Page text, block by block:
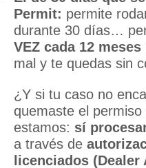
Permit: permite
durante 30 días…
VEZ cada 12
mal y te quedas sin
¿Y si tu caso no
quemaste el
estamos: sí
a través de
licenciados (Dealer